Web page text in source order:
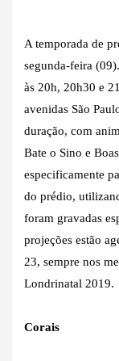
A temporada de
segunda-feira
às 20h, 20h30 e
avenidas São
duração, com
Bate o Sino e
especificamente
do prédio,
foram gravadas
projeções estão
23, sempre nos
Londrinatal 2019.
Corais